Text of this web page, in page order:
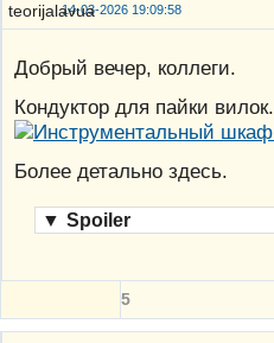
14-03-2026 19:09:58
Добрый вечер, коллеги.
Кондуктор для пайки вилок.
Более детально здесь.
▼ Spoiler
5